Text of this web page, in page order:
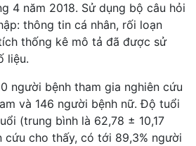
4 năm 2018. Sử dụng bộ câu hỏi
thông tin cá nhân, rối loạn
thống kê mô tả đã được sử
liệu.
người bệnh tham gia nghiên cứu
và 146 người bệnh nữ. Độ tuổi
(trung bình là 62,78 ± 10,17
cứu cho thấy, có tới 89,3% người